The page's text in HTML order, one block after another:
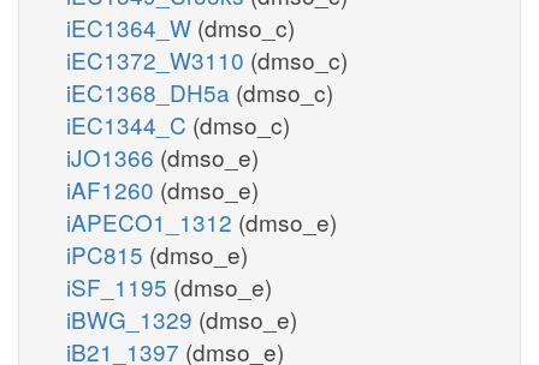
iEC1364_W (dmso_c)
iEC1372_W3110 (dmso_c)
iEC1368_DH5a (dmso_c)
iEC1344_C (dmso_c)
iJO1366 (dmso_e)
iAF1260 (dmso_e)
iAPECO1_1312 (dmso_e)
iPC815 (dmso_e)
iSF_1195 (dmso_e)
iBWG_1329 (dmso_e)
iB21_1397 (dmso_e)